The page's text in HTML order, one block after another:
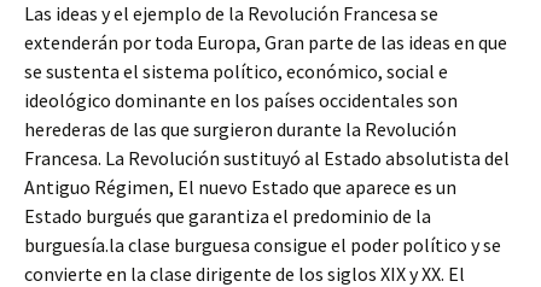
Las ideas y el ejemplo de la Revolución Francesa se
extenderán por toda Europa, Gran parte de las ideas en que
se sustenta el sistema político, económico, social e
ideológico dominante en los países occidentales son
herederas de las que surgieron durante la Revolución
Francesa. La Revolución sustituyó al Estado absolutista del
Antiguo Régimen, El nuevo Estado que aparece es un
Estado burgués que garantiza el predominio de la
burguesía.la clase burguesa consigue el poder político y se
convierte en la clase dirigente de los siglos XIX y XX. El